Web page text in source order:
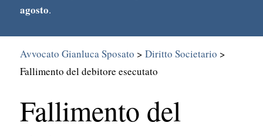
Search
for:
agosto.
Avvocato Gianluca Sposato > Diritto Societario >
Fallimento del debitore esecutato
Fallimento del